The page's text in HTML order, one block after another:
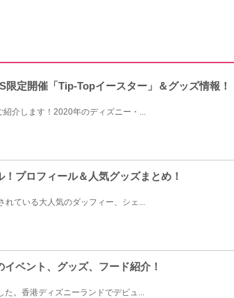
限定開催「Tip-Topイースター」＆グッズ情報！
介します！2020年のディズニー・...
プロフィール＆人気グッズまとめ！
ている大人気のダッフィー、シェ...
ベント、グッズ、フード紹介！
。香港ディズニーランドでデビュ...